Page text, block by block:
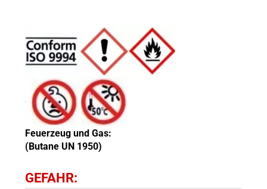
Feuerzeug und Gas:
(Butane UN 1950)
GEFAHR: